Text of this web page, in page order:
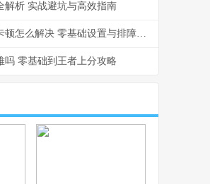
解析 实战避坑与高效指南
王者荣耀网络延迟卡顿怎么解决 零基础设置与排障指南
吗 零基础到王者上分攻略